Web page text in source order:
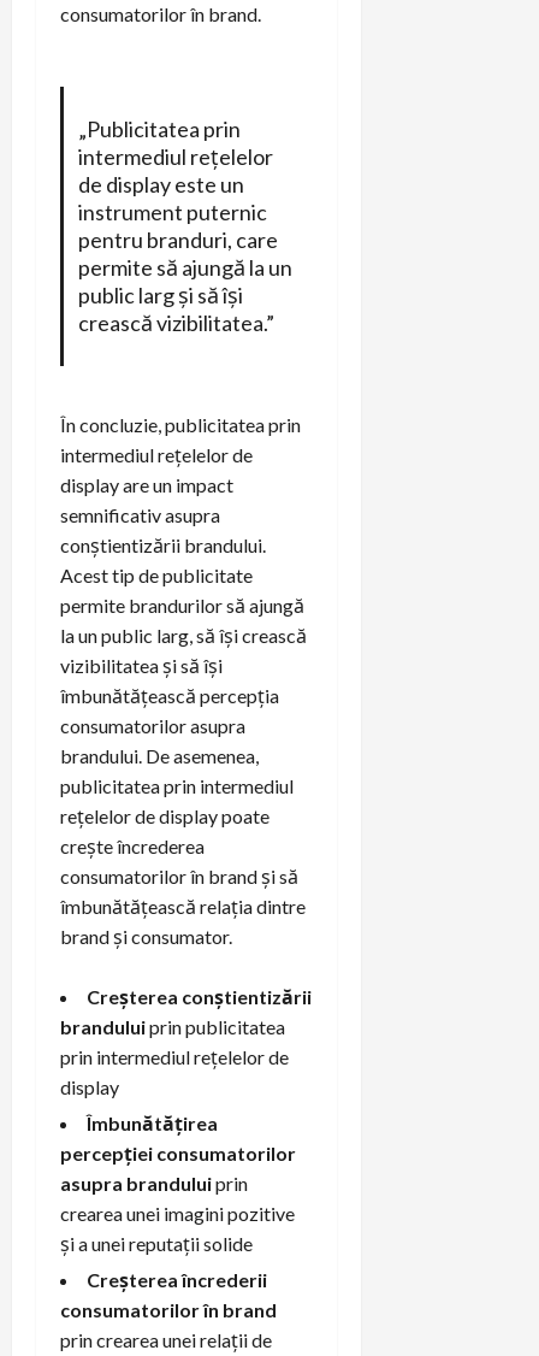
consumatorilor în brand.
„Publicitatea prin
intermediul rețelelor
de display este un
instrument puternic
pentru branduri, care
permite să ajungă la un
public larg și să își
crească vizibilitatea.”
În concluzie, publicitatea prin
intermediul rețelelor de
display are un impact
semnificativ asupra
conștientizării brandului.
Acest tip de publicitate
permite brandurilor să ajungă
la un public larg, să își crească
vizibilitatea și să își
îmbunătățească percepția
consumatorilor asupra
brandului. De asemenea,
publicitatea prin intermediul
rețelelor de display poate
crește încrederea
consumatorilor în brand și să
îmbunătățească relația dintre
brand și consumator.
Creșterea conștientizării
branduluiprin publicitatea
prin intermediul rețelelor de
display
Îmbunătățirea
percepției consumatorilor
asupra branduluiprin
crearea unei imagini pozitive
și a unei reputații solide
Creșterea încrederii
consumatorilor în brand
prin crearea unei relații de